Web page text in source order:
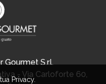
S.r.l.
- Via Carloforte 60,
Privacy.